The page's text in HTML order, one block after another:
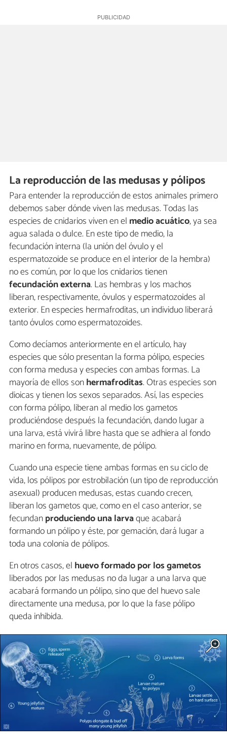
La reproducción de las medusas y pólipos
Para entender la reproducción de estos animales primero
debemos saber dónde viven las medusas. Todas las
especies de cnidarios viven en el medio acuático, ya sea
agua salada o dulce. En este tipo de medio, la
fecundación interna (la unión del óvulo y el
espermatozoide se produce en el interior de la hembra)
no es común, por lo que los cnidarios tienen
fecundación externa. Las hembras y los machos
liberan, respectivamente, óvulos y espermatozoides al
exterior. En especies hermafroditas, un individuo liberará
tanto óvulos como espermatozoides.
Como decíamos anteriormente en el artículo, hay
especies que sólo presentan la forma pólipo, especies
con forma medusa y especies con ambas formas. La
mayoría de ellos sonhermafroditas. Otras especies son
dioicas y tienen los sexos separados. Así, las especies
con forma pólipo, liberan al medio los gametos
produciéndose después la fecundación, dando lugar a
una larva, está vivirá libre hasta que se adhiera al fondo
marino en forma, nuevamente, de pólipo.
Cuando una especie tiene ambas formas en su ciclo de
vida, los pólipos por estrobilación (un tipo de reproducción
asexual) producen medusas, estas cuando crecen,
liberan los gametos que, como en el caso anterior, se
fecundanproduciendo una larvaque acabará
formando un pólipo y éste, por gemación, dará lugar a
toda una colonia de pólipos.
En otros casos, el huevo formado por los gametos
liberados por las medusas no da lugar a una larva que
acabará formando un pólipo, sino que del huevo sale
directamente una medusa, por lo que la fase pólipo
queda inhibida.